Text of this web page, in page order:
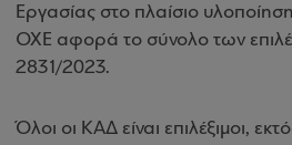
Εργασίας στο πλαίσιο
ΟΧΕ αφορά το σύνολο των
2831/2023.
Όλοι οι ΚΑΔ είναι επιλέξιμοι,